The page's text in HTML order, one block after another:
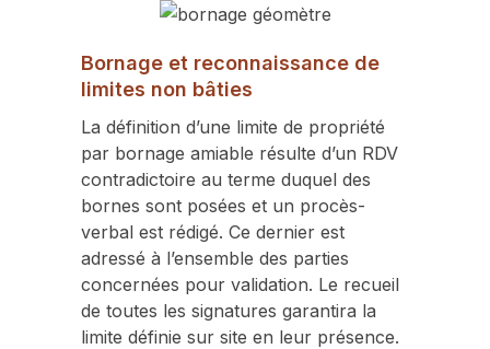
Bornage et reconnaissance de
limites non bâties
La définition d’une limite de propriété
par bornage amiable résulte d’un RDV
contradictoire au terme duquel des
bornes sont posées et un procès-
verbal est rédigé. Ce dernier est
adressé à l’ensemble des parties
concernées pour validation. Le recueil
de toutes les signatures garantira la
limite définie sur site en leur présence.